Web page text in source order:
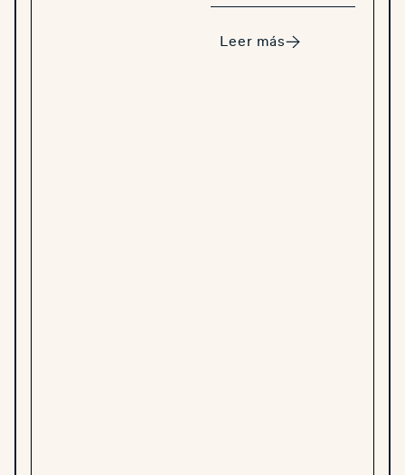
Leer más